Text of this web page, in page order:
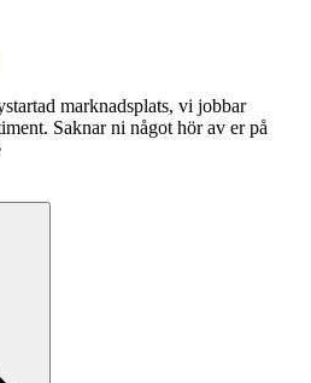
marknadsplats, vi jobbar
Saknar ni något hör av er på